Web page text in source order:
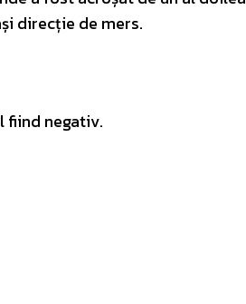
direcție de mers.
negativ.